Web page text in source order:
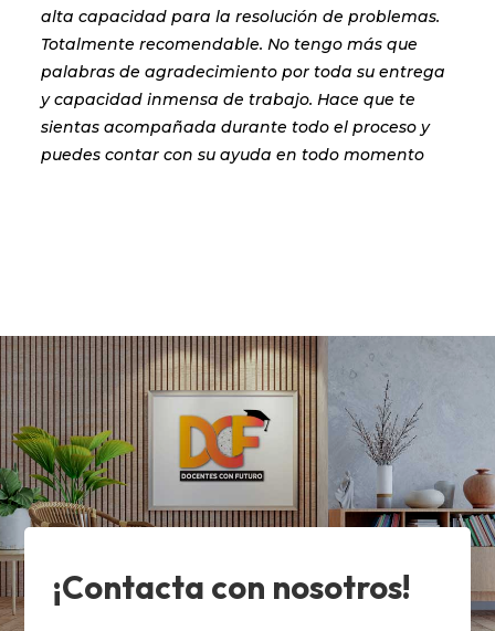
alta capacidad para la resolución de problemas.
Totalmente recomendable. No tengo más que
palabras de agradecimiento por toda su entrega
y capacidad inmensa de trabajo. Hace que te
sientas acompañada durante todo el proceso y
puedes contar con su ayuda en todo momento
¡Contacta con nosotros!